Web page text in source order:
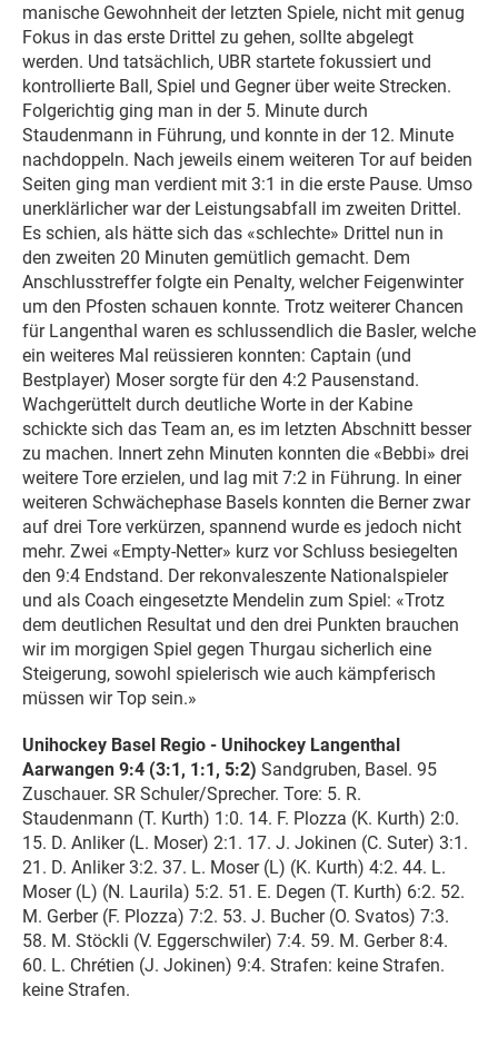
manische Gewohnheit der letzten Spiele, nicht mit genug
Fokus in das erste Drittel zu gehen, sollte abgelegt
werden. Und tatsächlich, UBR startete fokussiert und
kontrollierte Ball, Spiel und Gegner über weite Strecken.
Folgerichtig ging man in der 5. Minute durch
Staudenmann in Führung, und konnte in der 12. Minute
nachdoppeln. Nach jeweils einem weiteren Tor auf beiden
Seiten ging man verdient mit 3:1 in die erste Pause. Umso
unerklärlicher war der Leistungsabfall im zweiten Drittel.
Es schien, als hätte sich das «schlechte» Drittel nun in
den zweiten 20 Minuten gemütlich gemacht. Dem
Anschlusstreffer folgte ein Penalty, welcher Feigenwinter
um den Pfosten schauen konnte. Trotz weiterer Chancen
für Langenthal waren es schlussendlich die Basler, welche
ein weiteres Mal reüssieren konnten: Captain (und
Bestplayer) Moser sorgte für den 4:2 Pausenstand.
Wachgerüttelt durch deutliche Worte in der Kabine
schickte sich das Team an, es im letzten Abschnitt besser
zu machen. Innert zehn Minuten konnten die «Bebbi» drei
weitere Tore erzielen, und lag mit 7:2 in Führung. In einer
weiteren Schwächephase Basels konnten die Berner zwar
auf drei Tore verkürzen, spannend wurde es jedoch nicht
mehr. Zwei «Empty-Netter» kurz vor Schluss besiegelten
den 9:4 Endstand. Der rekonvaleszente Nationalspieler
und als Coach eingesetzte Mendelin zum Spiel: «Trotz
dem deutlichen Resultat und den drei Punkten brauchen
wir im morgigen Spiel gegen Thurgau sicherlich eine
Steigerung, sowohl spielerisch wie auch kämpferisch
müssen wir Top sein.»
Unihockey Basel Regio - Unihockey Langenthal
Aarwangen 9:4 (3:1, 1:1, 5:2) Sandgruben, Basel. 95
Zuschauer. SR Schuler/Sprecher. Tore: 5. R.
Staudenmann (T. Kurth) 1:0. 14. F. Plozza (K. Kurth) 2:0.
15. D. Anliker (L. Moser) 2:1. 17. J. Jokinen (C. Suter) 3:1.
21. D. Anliker 3:2. 37. L. Moser (L) (K. Kurth) 4:2. 44. L.
Moser (L) (N. Laurila) 5:2. 51. E. Degen (T. Kurth) 6:2. 52.
M. Gerber (F. Plozza) 7:2. 53. J. Bucher (O. Svatos) 7:3.
58. M. Stöckli (V. Eggerschwiler) 7:4. 59. M. Gerber 8:4.
60. L. Chrétien (J. Jokinen) 9:4. Strafen: keine Strafen.
keine Strafen.